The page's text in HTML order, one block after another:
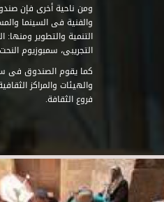
ومن ناحية أخرى فإن
والفنية فى السينما
التنمية والتطوير
التجريبى، سمبوزيوم
كما يقوم الصندوق فى
والهيئات والمراكز
فروع الثقافة.